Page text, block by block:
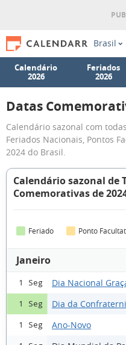
Brasil
Calendário
2026
Feriados
2026
Datas
Calendário sazonal com
Feriados Nacionais, Pontos
2024 do Brasil.
Calendário sazonal de
Comemorativas de
Feriado Ponto
Janeiro
1 Seg Dia Nacional
1 Seg Dia da
1 Seg Ano-Novo